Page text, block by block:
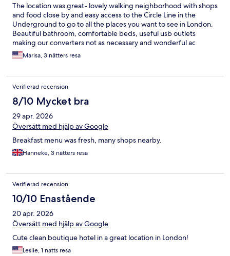
The location was great- lovely walking neighborhood with shops
and food close by and easy access to the Circle Line in the
Underground to go to all the places you want to see in London.
Beautiful bathroom, comfortable beds, useful usb outlets
making our converters not as necessary and wonderful ac
during the heat wave. We definitely want to come back for
another stay!
Marisa, 3 nätters resa
Verifierad recension
8/10 Mycket bra
29 apr. 2026
Översätt med hjälp av Google
Breakfast menu was fresh, many shops nearby.
Hanneke, 3 nätters resa
Verifierad recension
10/10 Enastående
20 apr. 2026
Översätt med hjälp av Google
Cute clean boutique hotel in a great location in London!
Leslie, 1 natts resa